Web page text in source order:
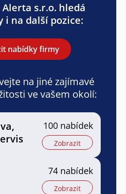
s.r.o. hledá
i na další pozice:
nabídky firmy
na jiné zajímavé
ve vašem okolí:
100 nabídek
Zobrazit
74 nabídek
Zobrazit